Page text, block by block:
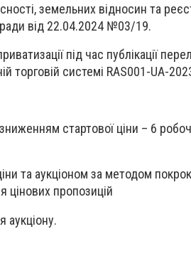
земельних відносин та
ради від 22.04.2024 №03/19.
під час публікації
торговій системі RAS001-UA-
стартової ціни – 6
та аукціоном за методом
цінових пропозицій
аукціону.